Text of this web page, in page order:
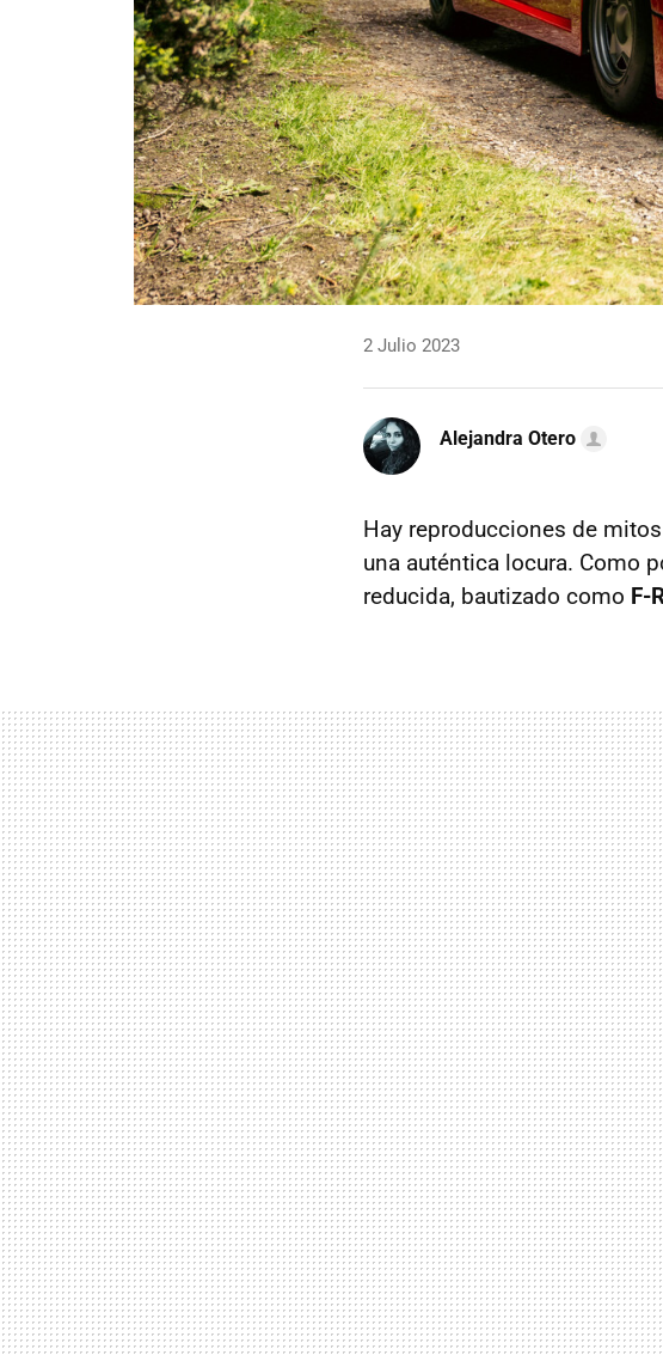
2 Julio 2023
Alejandra Otero
Hay reproducciones de
una auténtica locura. Como
reducida, bautizado como F-